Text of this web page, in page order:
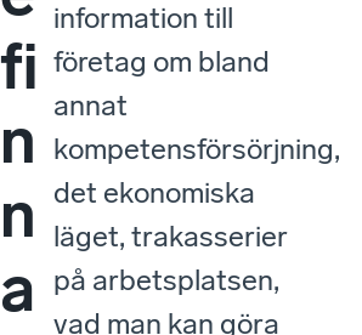
fi
n
n
a
information till
företag om bland
annat
kompetensförsörjning,
det ekonomiska
läget, trakasserier
på arbetsplatsen,
vad man kan göra